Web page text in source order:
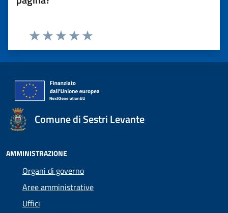
Valuta 5 stelle su 5
Valuta 4 stelle su 5
Valuta 3 stelle su 5
Valuta 2 stelle su 5
Valuta 1 stelle su 5
Comune di Sestri Levante
AMMINISTRAZIONE
Organi di governo
Aree amministrative
Uffici